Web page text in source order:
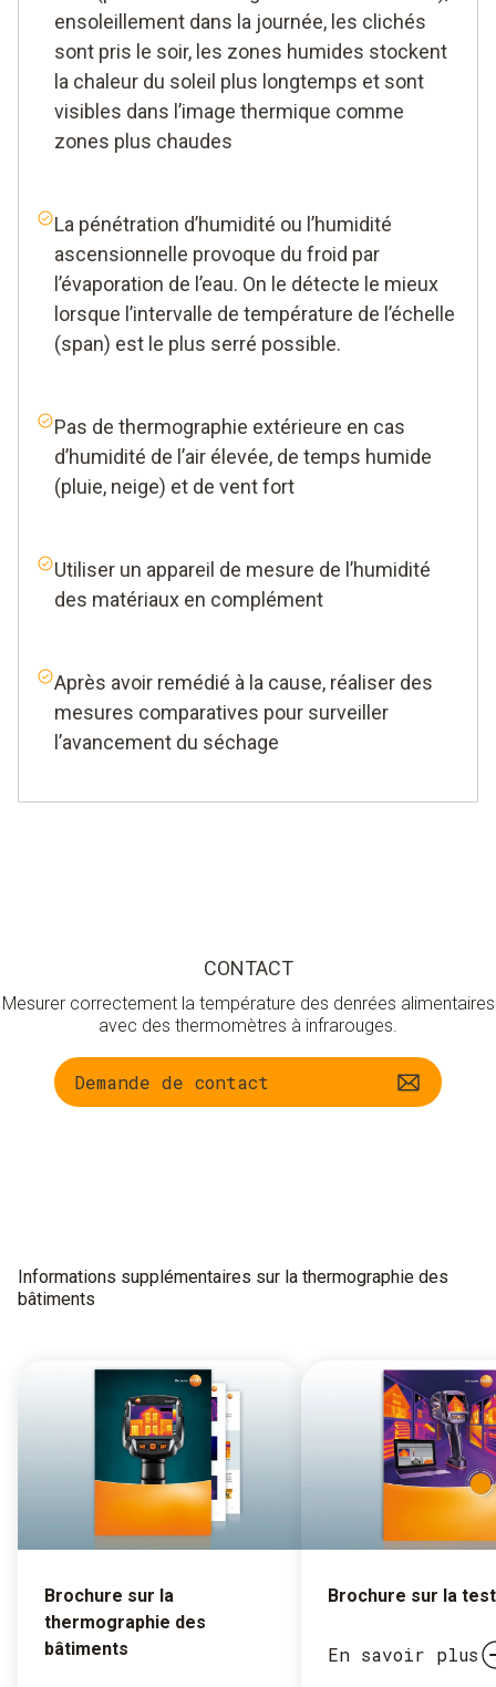
ensoleillement dans la journée, les clichés
sont pris le soir, les zones humides stockent
la chaleur du soleil plus longtemps et sont
visibles dans l’image thermique comme
zones plus chaudes
La pénétration d’humidité ou l’humidité
ascensionnelle provoque du froid par
l’évaporation de l’eau. On le détecte le mieux
lorsque l’intervalle de température de l’échelle
(span) est le plus serré possible.
Pas de thermographie extérieure en cas
d’humidité de l’air élevée, de temps humide
(pluie, neige) et de vent fort
Utiliser un appareil de mesure de l’humidité
des matériaux en complément
Après avoir remédié à la cause, réaliser des
mesures comparatives pour surveiller
l’avancement du séchage
CONTACT
Mesurer correctement la température des denrées alimentaires
avec des thermomètres à infrarouges.
Demande de contact
Informations supplémentaires sur la thermographie des
bâtiments
Brochure sur la
thermographie des
bâtiments
Brochure sur la
En savoir plus